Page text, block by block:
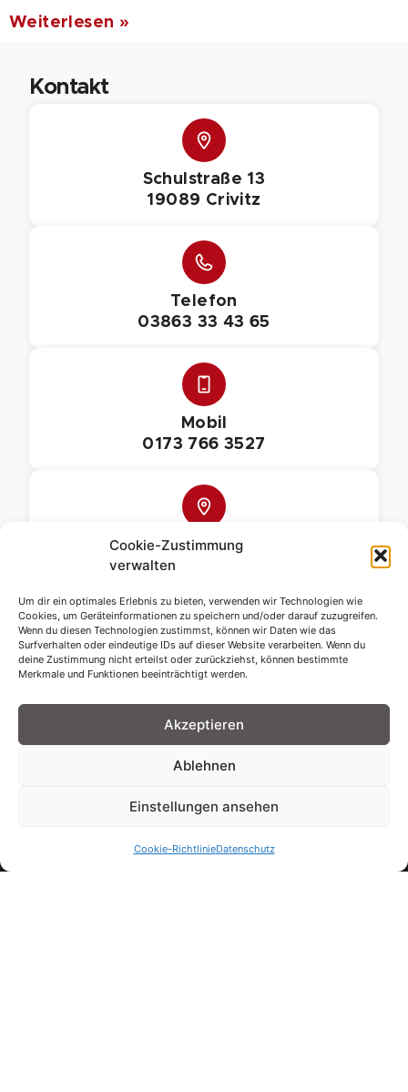
Cookie-Zustimmung
verwalten
Um dir ein optimales Erlebnis zu bieten, verwenden wir Technologien wie
Cookies, um Geräteinformationen zu speichern und/oder darauf zuzugreifen.
Wenn du diesen Technologien zustimmst, können wir Daten wie das
Surfverhalten oder eindeutige IDs auf dieser Website verarbeiten. Wenn du
deine Zustimmung nicht erteilst oder zurückziehst, können bestimmte
Merkmale und Funktionen beeinträchtigt werden.
Akzeptieren
Ablehnen
Einstellungen ansehen
Cookie-RichtlinieDatenschutz
Weiterlesen »
Kontakt
Schulstraße 13
19089 Crivitz
Telefon
03863 33 43 65
Mobil
0173 766 3527
E-Mail
info@dachdeckereikrueger.de
Über unser Kontaktformular
anfragen
Dachdeckerei Krüger
Dachdeckermeisterin
Schulstraße 13 • 19089 Crivitz